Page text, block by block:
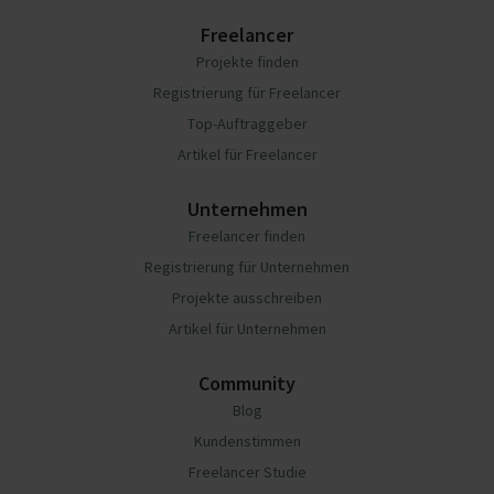
Freelancer
Projekte finden
Registrierung für Freelancer
Top-Auftraggeber
Artikel für Freelancer
Unternehmen
Freelancer finden
Registrierung für Unternehmen
Projekte ausschreiben
Artikel für Unternehmen
Community
Blog
Kundenstimmen
Freelancer Studie